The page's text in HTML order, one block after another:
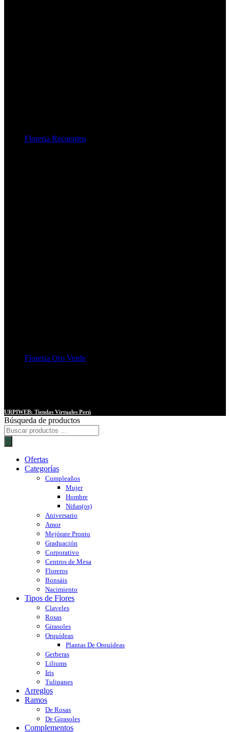
Floreria Recuerdos
Floreria Oro Verde
URPIWEB: Tiendas Virtuales Perú
Búsqueda de productos
Ofertas
Categorías
Cumpleaños
Mujer
Hombre
Niñas(os)
Aniversario
Amor
Mejórate Pronto
Graduación
Corporativo
Centros de Mesa
Floreros
Bonsáis
Nacimiento
Tipos de Flores
Claveles
Rosas
Girasoles
Orquídeas
Plantas De Orquídeas
Gerberas
Liliums
Iris
Tulipanes
Arreglos
Ramos
De Rosas
De Girasoles
Complementos